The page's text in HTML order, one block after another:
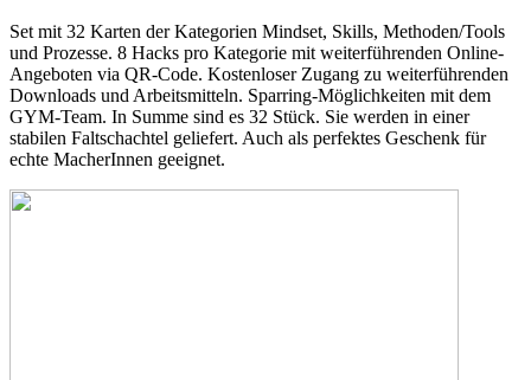
Set mit 32 Karten der Kategorien Mindset, Skills, Methoden/Tools
und Prozesse. 8 Hacks pro Kategorie mit weiterführenden Online-
Angeboten via QR-Code. Kostenloser Zugang zu weiterführenden
Downloads und Arbeitsmitteln. Sparring-Möglichkeiten mit dem
GYM-Team. In Summe sind es 32 Stück. Sie werden in einer
stabilen Faltschachtel geliefert. Auch als perfektes Geschenk für
echte MacherInnen geeignet.